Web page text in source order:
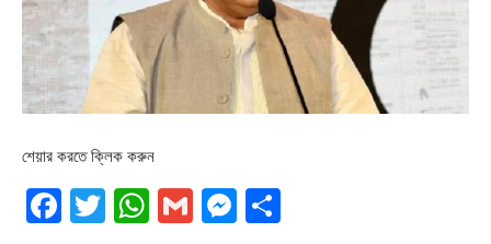
শেয়ার করতে ক্লিক করুন
Facebook
Twitter
WhatsApp
GmailMessenger